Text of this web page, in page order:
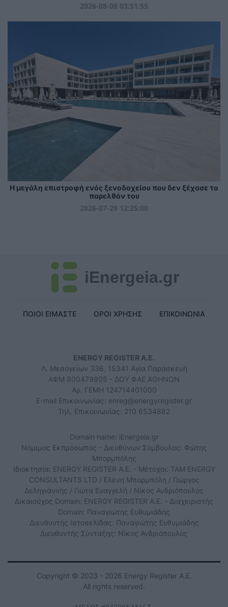
2026-08-08 03:51:55
Η μεγάλη επιστροφή ενός ξενοδοχείου που δεν ξέχασε το
παρελθόν του
2026-07-29 12:25:00
iEnergeia.gr
ΠΟΙΟΙ ΕΙΜΑΣΤΕ ΟΡΟΙ ΧΡΗΣΗΣ ΕΠΙΚΟΙΝΩΝΙΑ
ENERGY REGISTER Α.Ε.
Λ. Μεσογείων 336, 15341 Αγία Παρασκευή
ΑΦΜ 800479805 - ΔΟΥ ΦΑΕ ΑΘΗΝΩΝ
Αρ. ΓΕΜΗ 124714401000
E-mail Επικοινωνίας: enreg@energyregister.gr
Τηλ. Επικοινωνίας: 210 6534882
Domain name: iEnergeia.gr
Νόμιμος Εκπρόσωπος - Διευθύνων Σύμβουλος: Φώτης
Μπορμπόλης
Ιδιοκτησία: ENERGY REGISTER Α.Ε. - Μέτοχοι: TAM ENERGY
CONSULTANTS LTD / Ελένη Μπορμπόλη / Γιώργος
Δεληγιάννης / Γιώτα Ευαγγελή / Νίκος Ανδριόπουλος
Δικαιούχος Domain: ENERGY REGISTER Α.Ε. - Διαχειριστής
Domain: Παναγιώτης Ευθυμιάδης
Διευθυντής Ιστοσελίδας: Παναγιώτης Ευθυμιάδης
Διευθυντής Σύνταξης: Νίκος Ανδριόπουλος
Copyright © 2023 - 2026 Energy Register Α.Ε.
All rights reserved.